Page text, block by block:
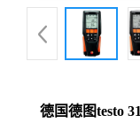
品
厅
德国德图testo